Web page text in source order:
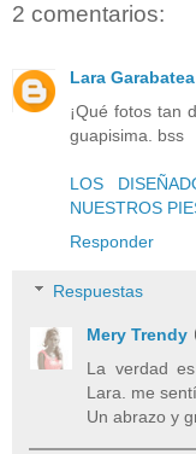
2 comentarios:
Lara Garabatea
¡Qué fotos tan
guapisima. bss
LOS
NUESTROS
Responder
Respuestas
Mery Trendy
La verdad
Lara. me
Un abrazo y